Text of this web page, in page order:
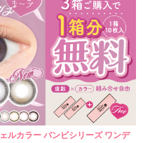
カラー バンビシリーズ ワンデ